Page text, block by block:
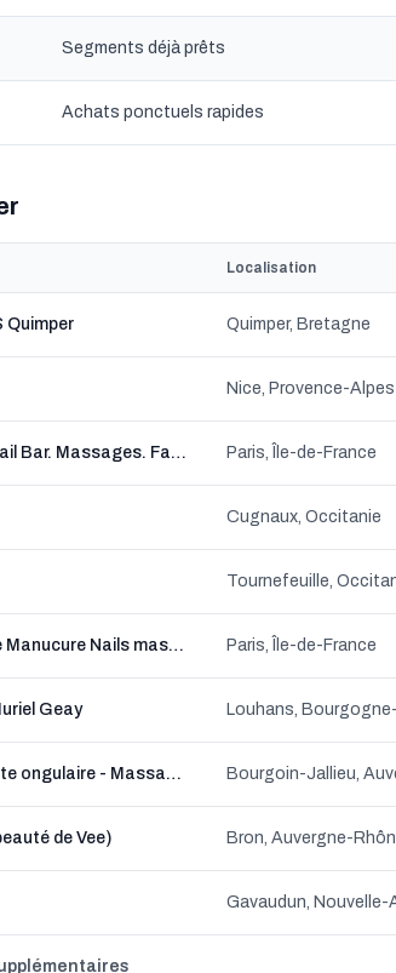
Segments déjà prêts
Achats ponctuels rapides
Localisation
Quimper Quimper, Bretagne
Nice, Provence-
Free Persephone | Nail Bar. Massages. Facials. Paris, Île-de-France
Cugnaux, Occitanie
Tournefeuille,
Spa Etoile - Onglerie Manucure Nails massage et épilation définitive.nails Paris, Île-de-France
Geay Louhans,
Nearima - Prothésiste ongulaire - Massage - institut de beauté -ongles Bourgoin-Jallieu,
de Vee) Bron, Auvergne-
Gavaudun, Nouvelle-